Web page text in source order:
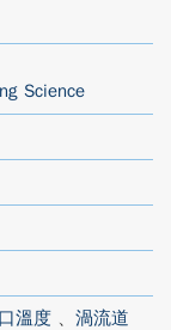
Science
溫度 、 渦流道